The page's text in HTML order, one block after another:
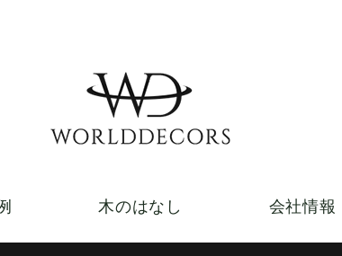
木のはなし 会社情報